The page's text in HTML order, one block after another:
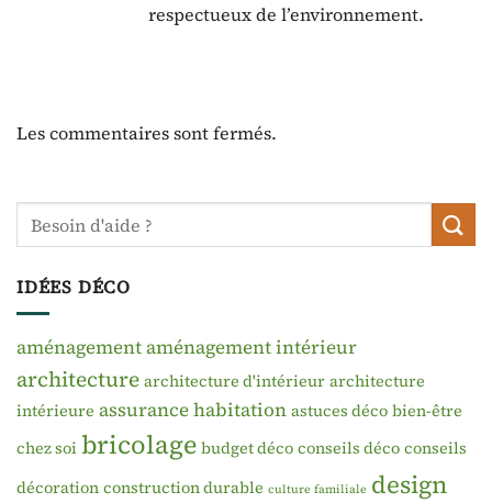
respectueux de l’environnement.
Les commentaires sont fermés.
IDÉES DÉCO
aménagementaménagement intérieur
architecture architecture d'intérieur architecture
intérieure assurance habitation astuces déco bien-être
chez soi bricolage budget déco conseils déco conseils
décoration construction durable culture familiale design